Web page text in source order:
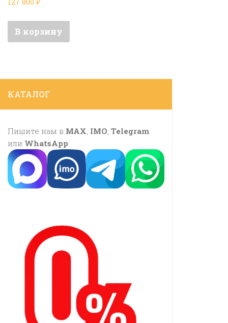
В корзину
КАТАЛОГ
Пишите нам в MAX IMO Telegram
или WhatsApp: